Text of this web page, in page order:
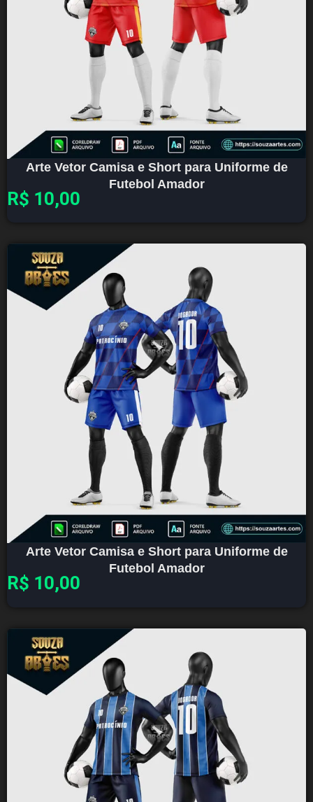
Arte Vetor Camisa e Short para Uniforme de
Futebol Amador
R$ 10,00
Arte Vetor Camisa e Short para Uniforme de
Futebol Amador
R$ 10,00